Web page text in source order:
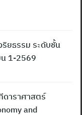
ยธรรม ระดับชั้น
น 1-2569
ดาราศาสตร์
and